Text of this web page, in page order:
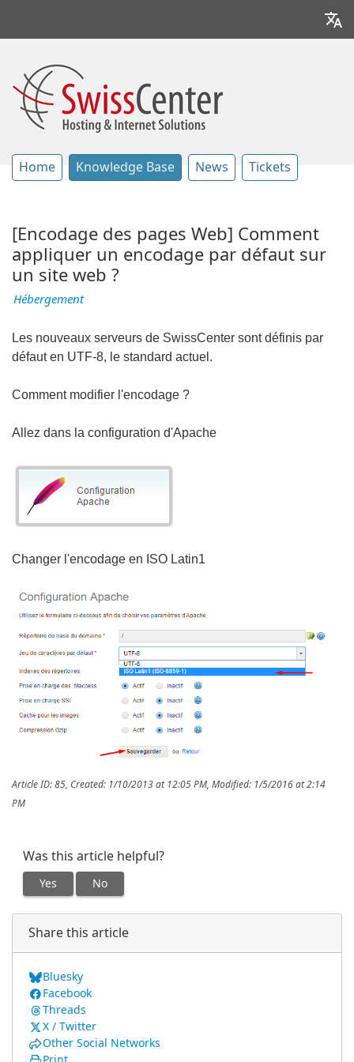
Home Knowledge Base News Tickets
[Encodage des pages Web] Comment
appliquer un encodage par défaut sur
un site web ?
Hébergement
Les nouveaux serveurs de SwissCenter sont définis par
défaut en UTF-8, le standard actuel.
Comment modifier l'encodage ?
Allez dans la configuration d'Apache
Changer l'encodage en ISO Latin1
Article ID: 85, Created: 1/10/2013 at 12:05 PM, Modified: 1/5/2016 at 2:14
PM
Was this article helpful?
Yes No
Share this article
Bluesky
Facebook
Threads
X / Twitter
Other Social Networks